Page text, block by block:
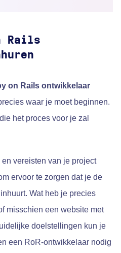
Rails
on Rails ontwikkelaar
waar je moet beginnen.
het proces voor je zal
vereisten van je project
ervoor te zorgen dat je de
Wat heb je precies
misschien een website met
doelstellingen kun je
een RoR-ontwikkelaar nodig